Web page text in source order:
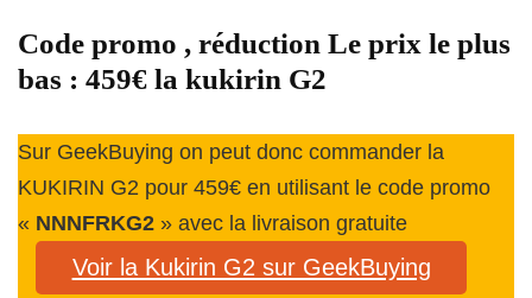
Code promo , réduction Le prix le plus
bas : 459€ la kukirin G2
Sur GeekBuying on peut donc commander la
KUKIRIN G2 pour 459€ en utilisant le code promo
« NNNFRKG2 » avec la livraison gratuite
Voir la Kukirin G2 sur GeekBuying